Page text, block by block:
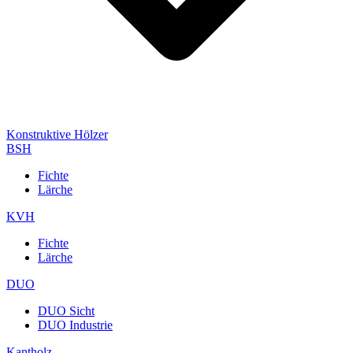
Konstruktive Hölzer
BSH
Fichte
Lärche
KVH
Fichte
Lärche
DUO
DUO Sicht
DUO Industrie